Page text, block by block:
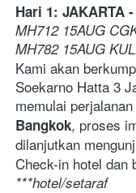
Hari 1: JAKARTA
MH712 15AUG
MH782 15AUG
Kami akan
Soekarno Hatta 3
memulai
Bangkok, proses
dilanjutkan
Check-in hotel dan
***hotel/setaraf